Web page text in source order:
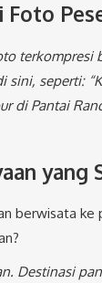
Foto
terkompresi
sini, seperti:
di Pantai
yang
berwisata ke
Destinasi